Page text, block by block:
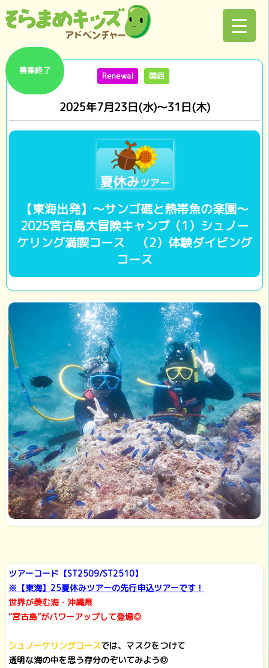
募集終了 Renewal 関西
2025年7月23日(水)～31日(木)
【東海出発】～サンゴ礁と熱帯魚の楽園～
2025宮古島大冒険キャンプ（1）シュノー
ケリング満喫コース （2）体験ダイビング
コース
ツアーコード【ST2509/ST2510】
※【東海】25夏休みツアーの先行申込ツアーです！
世界が羨む海・沖縄県
“宮古島”がパワーアップして登場◎
シュノーケリングコースでは、マスクをつけて
透明な海の中を思う存分のぞいてみよう◎